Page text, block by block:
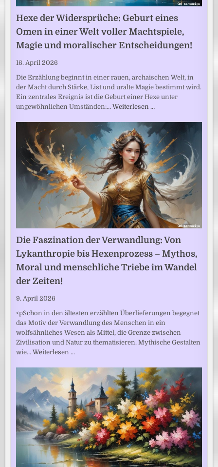
Hexe der Widersprüche: Geburt eines
Omen in einer Welt voller Machtspiele,
Magie und moralischer Entscheidungen!
16. April 2026
Die Erzählung beginnt in einer rauen, archaischen Welt, in
der Macht durch Stärke, List und uralte Magie bestimmt wird.
Ein zentrales Ereignis ist die Geburt einer Hexe unter
ungewöhnlichen Umständen:…Weiterlesen …
Die Faszination der Verwandlung: Von
Lykanthropie bis Hexenprozess – Mythos,
Moral und menschliche Triebe im Wandel
der Zeiten!
9. April 2026
<pSchon in den ältesten erzählten Überlieferungen begegnet
das Motiv der Verwandlung des Menschen in ein
wolfsähnliches Wesen als Mittel, die Grenze zwischen
Zivilisation und Natur zu thematisieren. Mythische Gestalten
wie…Weiterlesen …